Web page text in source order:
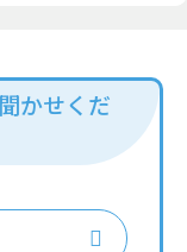
かせくだ